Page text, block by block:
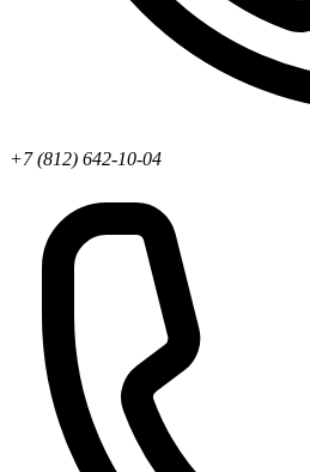
+7 (812) 642-10-04